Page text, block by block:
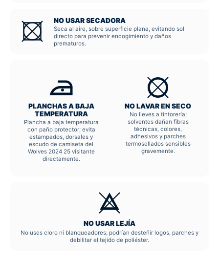
NO USAR SECADORA
Seca al aire, sobre superficie plana, evitando sol
directo para prevenir encogimiento y daños
prematuros.
PLANCHAS A BAJA
TEMPERATURA
Plancha a baja temperatura
con paño protector; evita
estampados, dorsales y
escudo de camiseta del
Wolves 2024 25 visitante
directamente.
NO LAVAR EN SECO
No lleves a tintorería;
solventes dañan fibras
técnicas, colores,
adhesivos y parches
termosellados sensibles
gravemente.
NO USAR LEJÍA
No uses cloro ni blanqueadores; podrían desteñir logos, parches y
debilitar el tejido de poliéster.